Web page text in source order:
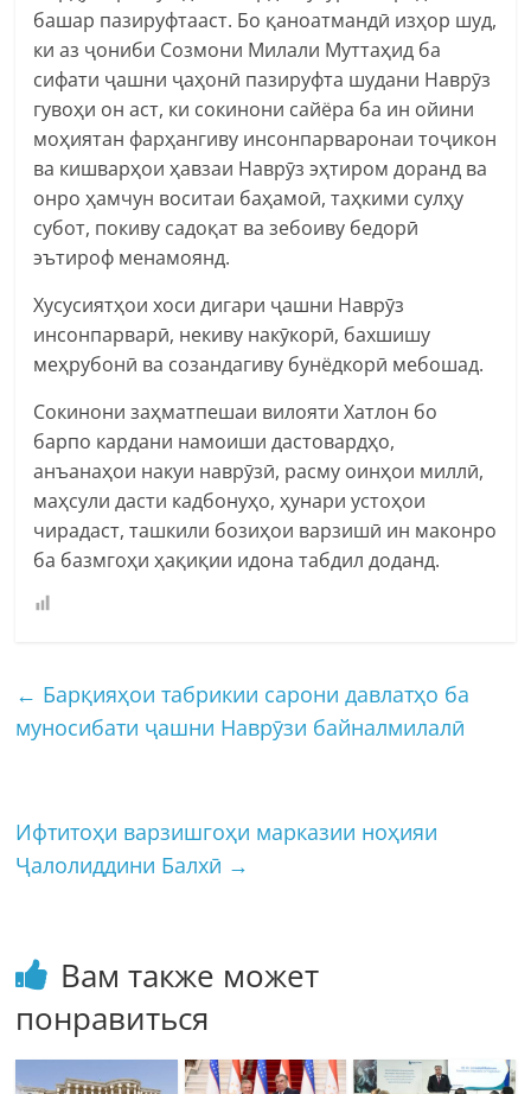
башар пазируфтааст. Бо қаноатмандӣ изҳор шуд,
ки аз ҷониби Созмони Милали Муттаҳид ба
сифати ҷашни ҷаҳонӣ пазируфта шудани Наврӯз
гувоҳи он аст, ки сокинони сайёра ба ин ойини
моҳиятан фарҳангиву инсонпарваронаи тоҷикон
ва кишварҳои ҳавзаи Наврӯз эҳтиром доранд ва
онро ҳамчун воситаи баҳамоӣ, таҳкими сулҳу
субот, покиву садоқат ва зебоиву бедорӣ
эътироф менамоянд.
Хусусиятҳои хоси дигари ҷашни Наврӯз
инсонпарварӣ, некиву накӯкорӣ, бахшишу
меҳрубонӣ ва созандагиву бунёдкорӣ мебошад.
Сокинони заҳматпешаи вилояти Хатлон бо
барпо кардани намоиши дастовардҳо,
анъанаҳои накуи наврӯзӣ, расму оинҳои миллӣ,
маҳсули дасти кадбонуҳо, ҳунари устоҳои
чирадаст, ташкили бозиҳои варзишӣ ин маконро
ба базмгоҳи ҳақиқии идона табдил доданд.
← Барқияҳои табрикии сарони давлатҳо ба
муносибати ҷашни Наврӯзи байналмилалӣ
Ифтитоҳи варзишгоҳи марказии ноҳияи
Ҷалолиддини Балхӣ →
Вам также может
понравиться